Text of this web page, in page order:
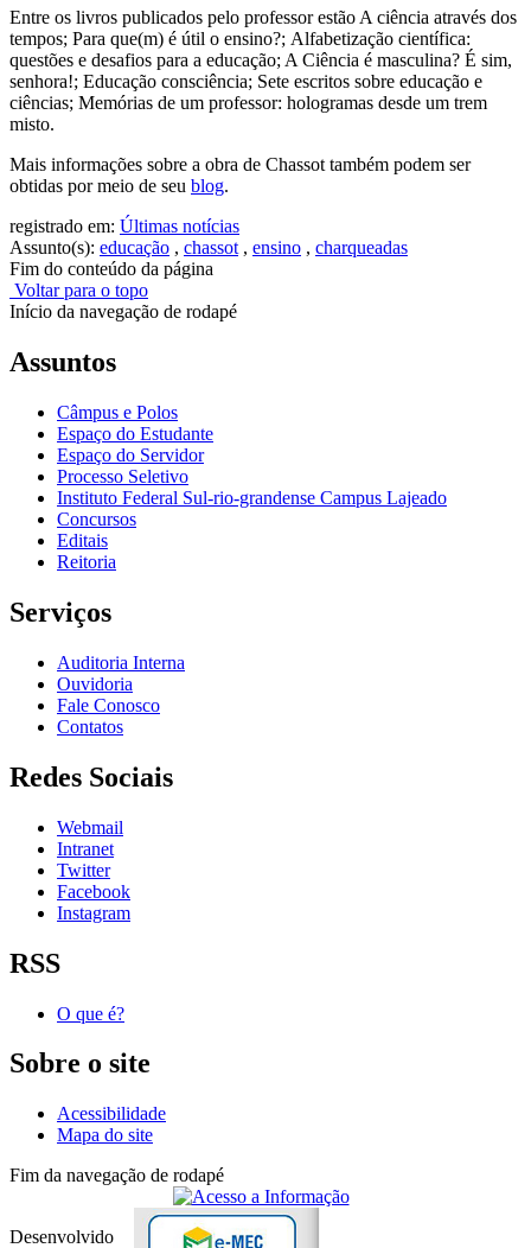
Entre os livros publicados pelo professor estão A ciência através dos
tempos; Para que(m) é útil o ensino?; Alfabetização científica:
questões e desafios para a educação; A Ciência é masculina? É sim,
senhora!; Educação consciência; Sete escritos sobre educação e
ciências; Memórias de um professor: hologramas desde um trem
misto.
Mais informações sobre a obra de Chassot também podem ser
obtidas por meio de seu blog.
registrado em: Últimas notícias
Assunto(s): educação , chassot , ensino , charqueadas
Fim do conteúdo da página
Voltar para o topo
Início da navegação de rodapé
Assuntos
Câmpus e Polos
Espaço do Estudante
Espaço do Servidor
Processo Seletivo
Instituto Federal Sul-rio-grandense Campus Lajeado
Concursos
Editais
Reitoria
Serviços
Auditoria Interna
Ouvidoria
Fale Conosco
Contatos
Redes Sociais
Webmail
Intranet
Twitter
Facebook
Instagram
RSS
O que é?
Sobre o site
Acessibilidade
Mapa do site
Fim da navegação de rodapé
Desenvolvido